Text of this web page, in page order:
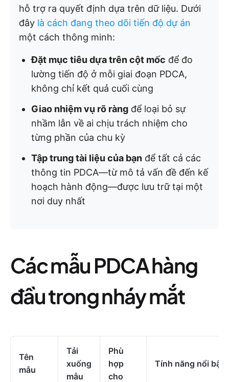
hỗ trợ ra quyết định dựa trên dữ liệu. Dưới
đây là cách đang theo dõi tiến độ dự án
một cách thông minh:
Đặt mục tiêu dựa trên cột mốc để đo
lường tiến độ ở mỗi giai đoạn PDCA,
không chỉ kết quả cuối cùng
Giao nhiệm vụ rõ ràng để loại bỏ sự
nhầm lẫn về ai chịu trách nhiệm cho
từng phần của chu kỳ
Tập trung tài liệu của bạn để tất cả các
thông tin PDCA—từ mô tả vấn đề đến kế
hoạch hành động—được lưu trữ tại một
nơi duy nhất
Các mẫu PDCA hàng
đầu trong nháy mắt
Tên
mẫu
Tải
xuống
mẫu
Phù
hợp
cho
Tính năng nổi bật